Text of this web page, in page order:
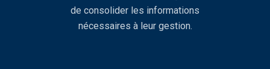
de consolider les informations
nécessaires à leur gestion.